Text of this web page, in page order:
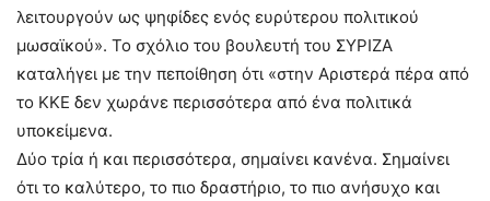
λειτουργούν ως ψηφίδες ενός ευρύτερου πολιτικού
μωσαϊκού». Το σχόλιο του βουλευτή του ΣΥΡΙΖΑ
καταλήγει με την πεποίθηση ότι «στην Αριστερά πέρα από
το ΚΚΕ δεν χωράνε περισσότερα από ένα πολιτικά
υποκείμενα.
Δύο τρία ή και περισσότερα, σημαίνει κανένα. Σημαίνει
ότι το καλύτερο, το πιο δραστήριο, το πιο ανήσυχο και